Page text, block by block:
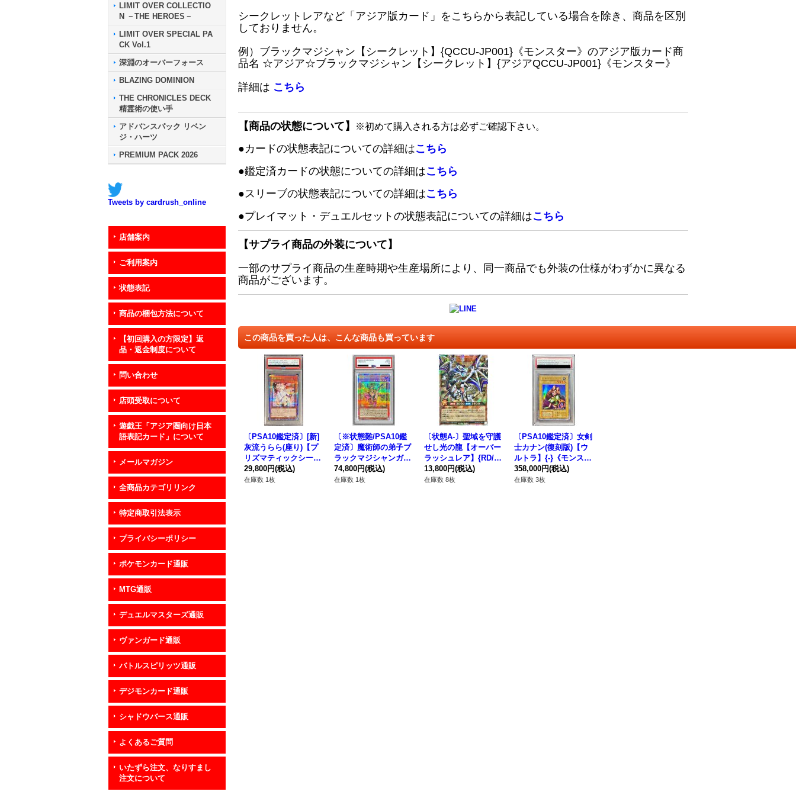
LIMIT OVER COLLECTIO
N －THE HEROES－
LIMIT OVER SPECIAL PA
CK Vol.1
深淵のオーバーフォース
BLAZING DOMINION
THE CHRONICLES DECK
精霊術の使い手
アドバンスパック リベン
ジ・ハーツ
PREMIUM PACK 2026
Tweets by cardrush_online
店舗案内
ご利用案内
状態表記
商品の梱包方法について
【初回購入の方限定】返
品・返金制度について
問い合わせ
店頭受取について
遊戯王「アジア圏向け日本
語表記カード」について
メールマガジン
全商品カテゴリリンク
特定商取引法表示
プライバシーポリシー
ポケモンカード通販
MTG通販
デュエルマスターズ通販
ヴァンガード通販
バトルスピリッツ通販
デジモンカード通販
シャドウバース通販
よくあるご質問
いたずら注文、なりすまし
注文について
シークレットレアなど「アジア版カード」をこちらから表記している場合を除き、商品を区別
しておりません。
例）ブラックマジシャン【シークレット】{QCCU-JP001}《モンスター》のアジア版カード商
品名 ☆アジア☆ブラックマジシャン【シークレット】{アジアQCCU-JP001}《モンスター》
詳細は こちら
【商品の状態について】 ※初めて購入される方は必ずご確認下さい。
●カードの状態表記についての詳細はこちら
●鑑定済カードの状態についての詳細はこちら
●スリーブの状態表記についての詳細はこちら
●プレイマット・デュエルセットの状態表記についての詳細はこちら
【サプライ商品の外装について】
一部のサプライ商品の生産時期や生産場所により、同一商品でも外装の仕様がわずかに異なる
商品がございます。
この商品を買った人は、こんな商品も買っています
〔PSA10鑑定済〕[新]
灰流うらら(座り)【プ
リズマティックシーク
レット】{PAC1-JP01
6}《モンスター》
29,800円(税込)
在庫数 1枚
〔※状態難/PSA10鑑
定済〕魔術師の弟子ブ
ラックマジシャンガー
ル【クォーターセンチ
ュリーシークレット】
74,800円(税込)
在庫数 1枚
〔状態A-〕聖域を守護
せし光の龍【オーバー
ラッシュレア】{RD/W
C24-JPR01}《RDモン
スター》
13,800円(税込)
在庫数 8枚
〔PSA10鑑定済〕女剣
士カナン(復刻版)【ウ
ルトラ】{-}《モンスタ
ー》
358,000円(税込)
在庫数 3枚